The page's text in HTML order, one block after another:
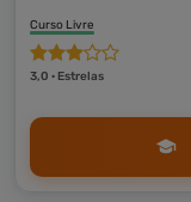
Curso Livre
3,0 · Estrelas